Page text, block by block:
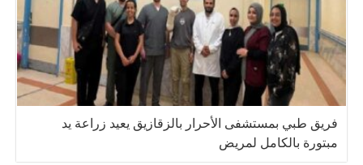
فريق طبي بمستشفى الأحرار بالزقازيق يعيد زراعة يد
مبتورة بالكامل لمريض